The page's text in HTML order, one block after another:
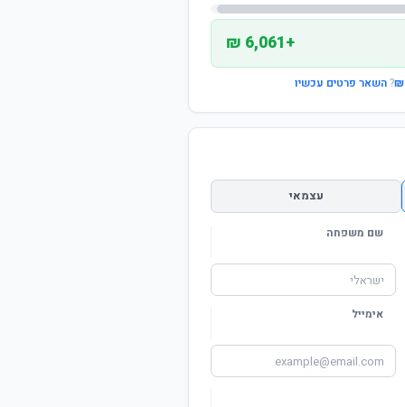
+6,061 ₪
?השאר פרטים עכשיו
עצמאי
שם משפחה
אימייל